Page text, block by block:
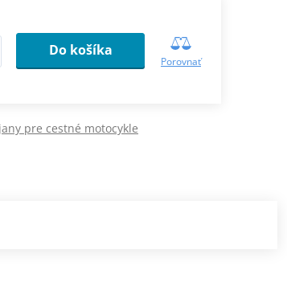
Do košíka
Porovnať
pre cestné motocykle